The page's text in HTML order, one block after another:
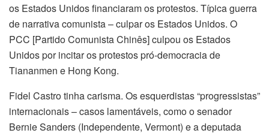
os Estados Unidos financiaram os protestos. Típica guerra
de narrativa comunista – culpar os Estados Unidos. O
PCC [Partido Comunista Chinês] culpou os Estados
Unidos por incitar os protestos pró-democracia de
Tiananmen e Hong Kong.
Fidel Castro tinha carisma. Os esquerdistas “progressistas”
internacionais – casos lamentáveis, como o senador
Bernie Sanders (Independente, Vermont) e a deputada